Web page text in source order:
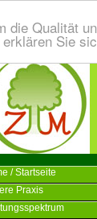
die Qualität
Sie
/ Startseite
Praxis